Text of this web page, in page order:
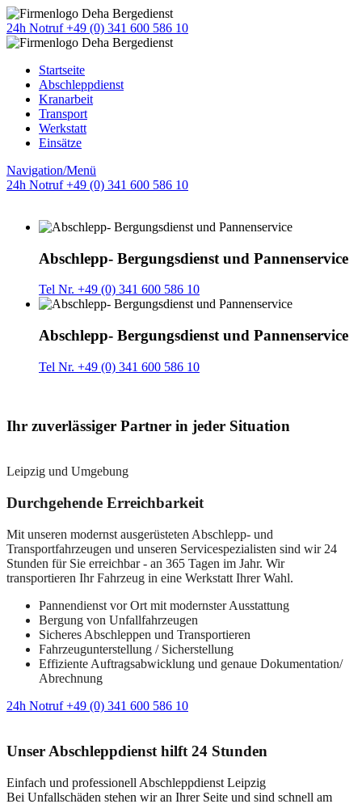
24h Notruf +49 (0) 341 600 586 10
Startseite
Abschleppdienst
Kranarbeit
Transport
Werkstatt
Einsätze
Navigation/Menü
24h Notruf +49 (0) 341 600 586 10
Abschlepp- Bergungsdienst und Pannenservice
Tel Nr. +49 (0) 341 600 586 10
Abschlepp- Bergungsdienst und Pannenservice
Tel Nr. +49 (0) 341 600 586 10
Ihr zuverlässiger Partner in jeder Situation
Leipzig und Umgebung
Durchgehende Erreichbarkeit
Mit unseren modernst ausgerüsteten Abschlepp- und
Transportfahrzeugen und unseren Servicespezialisten sind wir 24
Stunden für Sie erreichbar - an 365 Tagen im Jahr. Wir
transportieren Ihr Fahrzeug in eine Werkstatt Ihrer Wahl.
Pannendienst vor Ort mit modernster Ausstattung
Bergung von Unfallfahrzeugen
Sicheres Abschleppen und Transportieren
Fahrzeugunterstellung / Sicherstellung
Effiziente Auftragsabwicklung und genaue Dokumentation/
Abrechnung
24h Notruf +49 (0) 341 600 586 10
Unser Abschleppdienst hilft 24 Stunden
Einfach und professionell Abschleppdienst Leipzig
Bei Unfallschäden stehen wir an Ihrer Seite und sind schnell am